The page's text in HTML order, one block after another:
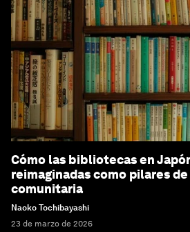
Cómo las bibliotecas en
reimaginadas como pilares
comunitaria
Naoko Tochibayashi
23 de marzo de 2026